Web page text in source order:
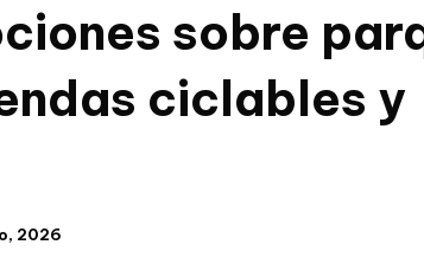
sobre
ciclables y
2026